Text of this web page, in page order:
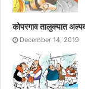
कोपरगाव तालुक्यात
December 14, 2019